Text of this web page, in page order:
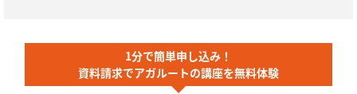
1分で簡単申し込み！
資料請求でアガルートの講座を無料体験